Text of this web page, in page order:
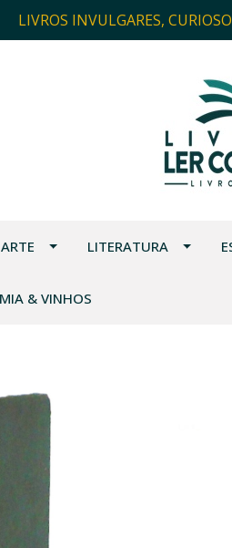
LIVROS INVULGARES,
ARTE LITERATURA
& VINHOS